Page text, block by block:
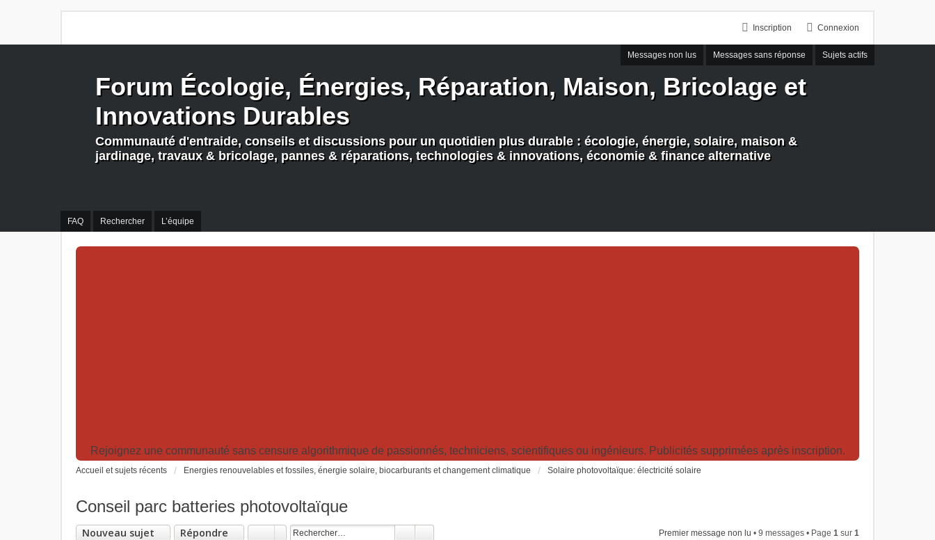
Connexion
Inscription
Messages non lus Messages sans réponse Sujets actifs
FAQ Rechercher L’équipe
Forum Écologie, Énergies, Réparation, Maison, Bricolage et
Innovations Durables
Communauté d'entraide, conseils et discussions pour un quotidien plus durable : écologie, énergie, solaire, maison &
jardinage, travaux & bricolage, pannes & réparations, technologies & innovations, économie & finance alternative
Rejoignez une communauté sans censure algorithmique de passionnés, techniciens, scientifiques ou ingénieurs. Publicités supprimées après inscription.
Accueil et sujets récents Energies renouvelables et fossiles, énergie solaire, biocarburants et changement climatique Solaire photovoltaïque: électricité solaire
Conseil parc batteries photovoltaïque
Nouveau sujet Répondre Premier message non lu • 9 messages • Page 1 sur 1